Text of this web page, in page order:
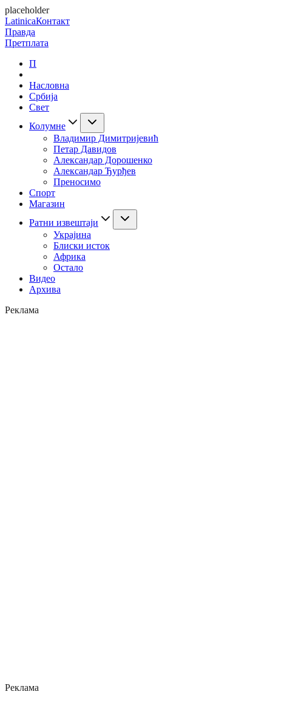
placeholder
LatinicaКонтакт
Правда
Претплата
П
Насловна
Србија
Свет
Колумне
Владимир Димитријевић
Петар Давидов
Александар Дорошенко
Александар Ђурђев
Преносимо
Спорт
Магазин
Ратни извештаји
Украјина
Блиски исток
Африка
Остало
Видео
Архива
Реклама
Реклама